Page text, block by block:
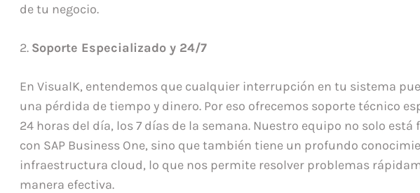
de tu negocio.
2. Soporte Especializado y 24/7
En VisualK, entendemos que cualquier interrupción en tu sistema
una pérdida de tiempo y dinero. Por eso ofrecemos soporte técnico
24 horas del día, los 7 días de la semana. Nuestro equipo no solo
con SAP Business One, sino que también tiene un profundo
infraestructura cloud, lo que nos permite resolver problemas
manera efectiva.